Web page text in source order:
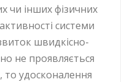
чи інших фізичних
системи
швидкісно-
не проявляється
удосконалення